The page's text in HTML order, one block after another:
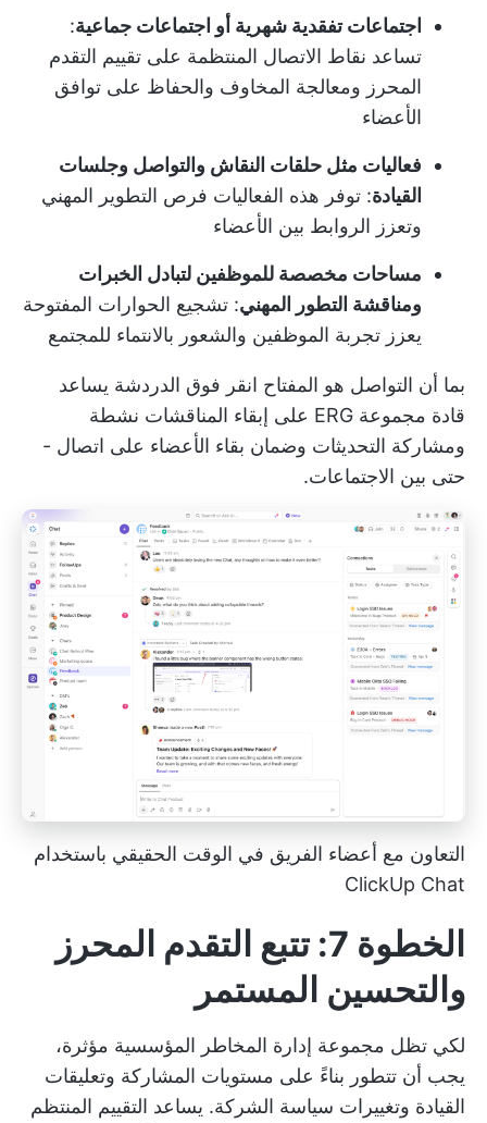
اجتماعات تفقدية شهرية أو اجتماعات جماعية:
تساعد نقاط الاتصال المنتظمة على تقييم التقدم
المحرز ومعالجة المخاوف والحفاظ على توافق
الأعضاء
فعاليات مثل حلقات النقاش والتواصل وجلسات
القيادة: توفر هذه الفعاليات فرص التطوير المهني
وتعزز الروابط بين الأعضاء
مساحات مخصصة للموظفين لتبادل الخبرات
ومناقشة التطور المهني: تشجيع الحوارات المفتوحة
يعزز تجربة الموظفين والشعور بالانتماء للمجتمع
بما أن التواصل هو المفتاح انقر فوق الدردشة يساعد
قادة مجموعة ERG على إبقاء المناقشات نشطة
ومشاركة التحديثات وضمان بقاء الأعضاء على اتصال -
حتى بين الاجتماعات.
التعاون مع أعضاء الفريق في الوقت الحقيقي باستخدام
ClickUp Chat
الخطوة 7: تتبع التقدم المحرز
والتحسين المستمر
لكي تظل مجموعة إدارة المخاطر المؤسسية مؤثرة،
يجب أن تتطور بناءً على مستويات المشاركة وتعليقات
القيادة وتغييرات سياسة الشركة. يساعد التقييم المنتظم